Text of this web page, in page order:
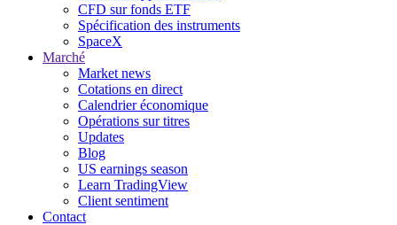
CFD sur fonds ETF
Spécification des instruments
SpaceX
Marché
Market news
Cotations en direct
Calendrier économique
Opérations sur titres
Updates
Blog
US earnings season
Learn TradingView
Client sentiment
Contact